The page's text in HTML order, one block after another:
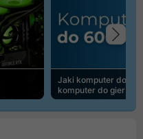
Jaki komputer do
komputer do gier |